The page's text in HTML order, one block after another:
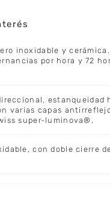
inoxidable y
por hora y 72
estanqueidad
varias capas
super-luminova®.
con doble cierre